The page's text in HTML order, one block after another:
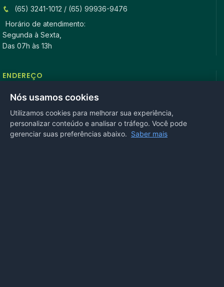
(65) 3241-1012 / (65) 99936-9476
Horário de atendimento:
Segunda à Sexta,
Das 07h às 13h
ENDEREÇO
Rua Antonio Tavares, n° 3310, Centro CEP: 78.280-000 -
Mirassol D’Oeste, MT
REDES SOCIAIS
Nós usamos cookies
Utilizamos cookies para melhorar sua experiência,
personalizar conteúdo e analisar o tráfego. Você pode
gerenciar suas preferências abaixo. Saber mais